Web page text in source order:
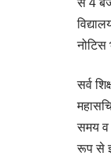
नोटिस
सर्व
समय व
रूप से